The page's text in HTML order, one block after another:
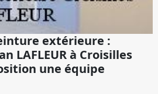
extérieure :
LAFLEUR à Croisilles
une équipe